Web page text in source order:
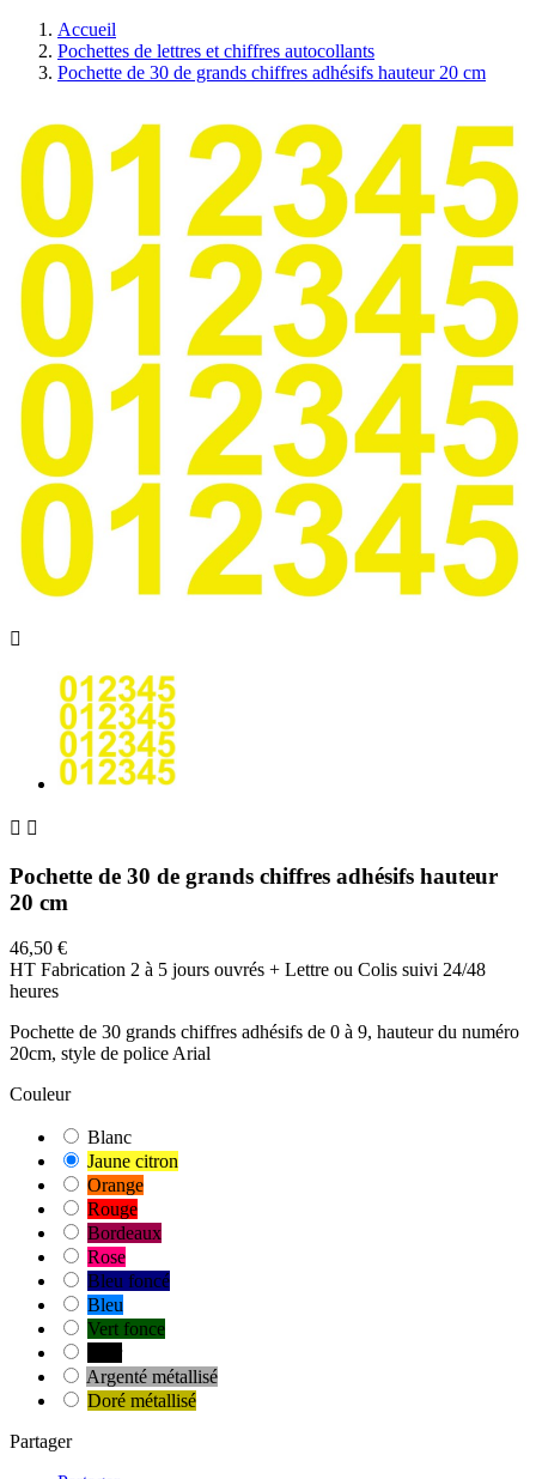
Accueil
Pochettes de lettres et chiffres autocollants
Pochette de 30 de grands chiffres adhésifs hauteur 20 cm

 
Pochette de 30 de grands chiffres adhésifs hauteur
20 cm
46,50 €
HT Fabrication 2 à 5 jours ouvrés + Lettre ou Colis suivi 24/48
heures
Pochette de 30 grands chiffres adhésifs de 0 à 9, hauteur du numéro
20cm, style de police Arial
Couleur
Blanc
Jaune citron
Orange
Rouge
Bordeaux
Rose
Bleu foncé
Bleu
Vert fonce
Argenté métallisé
Doré métallisé
Partager